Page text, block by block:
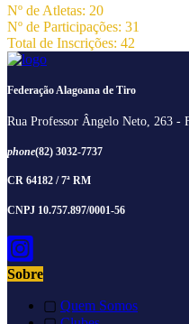
Nº de Atletas: 20
Nº de Participações: 31
Total de Inscrições: 42
Federação Alagoana de Tiro
Rua Professor Ângelo Neto, 263
phone(82) 3032-7737
CR 64182 / 7ª RM
CNPJ 10.757.897/0001-56
Sobre
▢ Quem Somos